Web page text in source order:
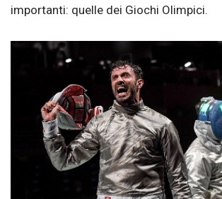
importanti: quelle dei Giochi Olimpici.